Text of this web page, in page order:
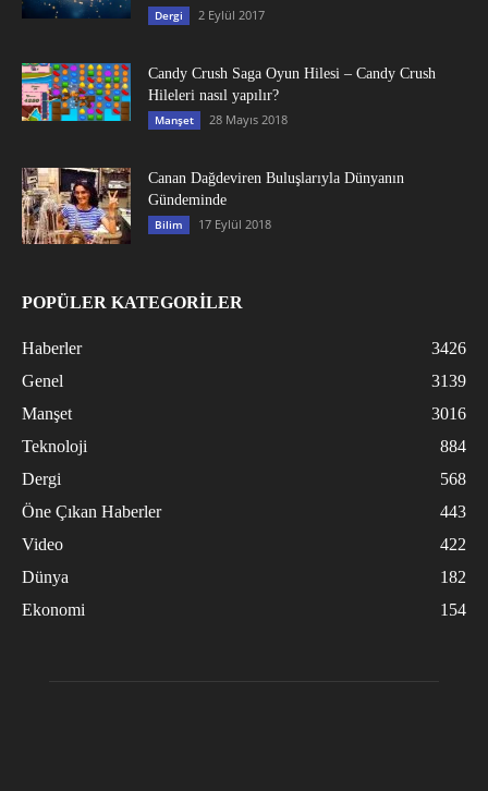
Dergi 2 Eylül 2017
Candy Crush Saga Oyun Hilesi – Candy Crush
Hileleri nasıl yapılır?
Manşet 28 Mayıs 2018
Canan Dağdeviren Buluşlarıyla Dünyanın
Gündeminde
Bilim 17 Eylül 2018
POPÜLER KATEGORİLER
Haberler
3426
Genel
3139
Manşet
3016
Teknoloji
884
Dergi
568
Öne Çıkan Haberler
443
Video
422
Dünya
182
Ekonomi
154